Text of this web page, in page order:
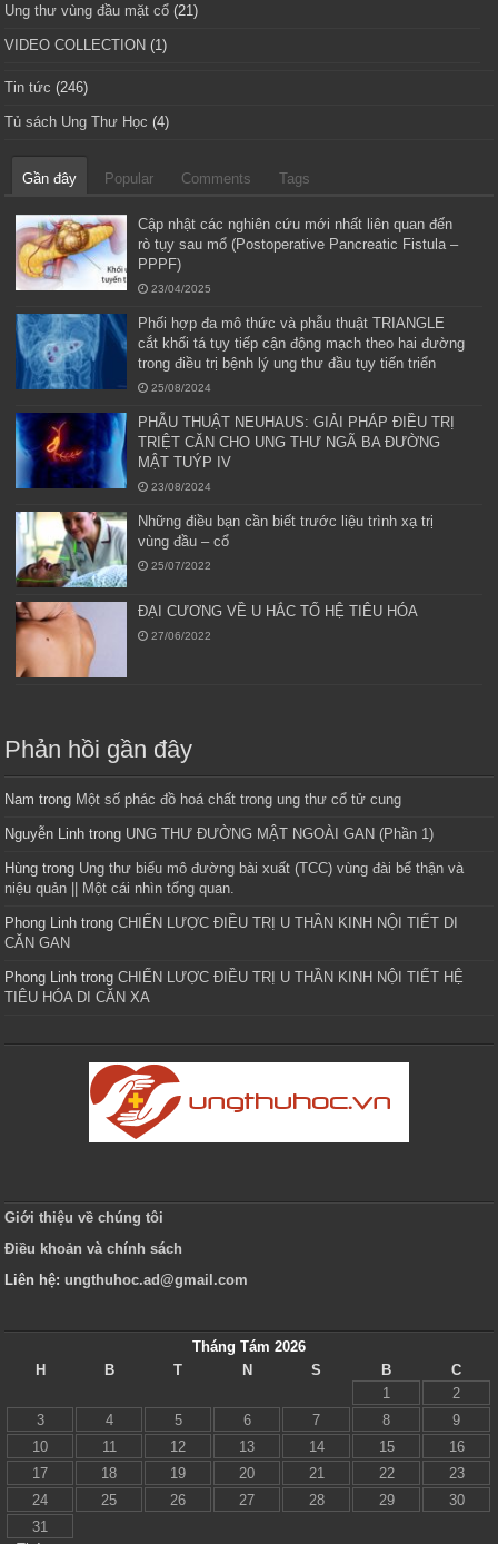
Ung thư vùng đầu mặt cổ (21)
VIDEO COLLECTION (1)
Tin tức (246)
Tủ sách Ung Thư Học (4)
Gần đây Popular Comments Tags
Cập nhật các nghiên cứu mới nhất liên quan đến
rò tụy sau mổ (Postoperative Pancreatic Fistula –
PPPF)
23/04/2025
Phối hợp đa mô thức và phẫu thuật TRIANGLE
cắt khối tá tụy tiếp cận động mạch theo hai đường
trong điều trị bệnh lý ung thư đầu tụy tiến triển
25/08/2024
PHẪU THUẬT NEUHAUS: GIẢI PHÁP ĐIỀU TRỊ
TRIỆT CĂN CHO UNG THƯ NGÃ BA ĐƯỜNG
MẬT TUÝP IV
23/08/2024
Những điều bạn cần biết trước liệu trình xạ trị
vùng đầu – cổ
25/07/2022
ĐẠI CƯƠNG VỀ U HẮC TỐ HỆ TIÊU HÓA
27/06/2022
Phản hồi gần đây
Nam trong Một số phác đồ hoá chất trong ung thư cổ tử cung
Nguyễn Linh trong UNG THƯ ĐƯỜNG MẬT NGOÀI GAN (Phần 1)
Hùng trong Ung thư biểu mô đường bài xuất (TCC) vùng đài bể thận và
niệu quản || Một cái nhìn tổng quan.
Phong Linh trongCHIẾN LƯỢC ĐIỀU TRỊ U THẦN KINH NỘI TIẾT DI
CĂN GAN
Phong Linh trongCHIẾN LƯỢC ĐIỀU TRỊ U THẦN KINH NỘI TIẾT HỆ
TIÊU HÓA DI CĂN XA
Giới thiệu về chúng tôi
Điều khoản và chính sách
Liên hệ:ungthuhoc.ad@gmail.com
Tháng Tám 2026
H
B T N S B
C
1
2
3
4 5 6 7 8
9
10
11 12 13 14 15
16
17
18 19 20 21 22
23
24
25 26 27 28 29
30
31